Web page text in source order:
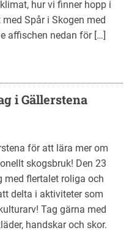
hur vi finner hopp i
Spår i Skogen med
affischen nedan för […]
i Gällerstena
för att lära mer om
skogsbruk! Den 23
med flertalet roliga och
delta i aktiviteter som
Tag gärna med
handskar och skor.